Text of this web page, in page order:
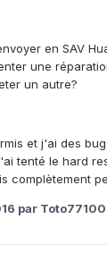
en SAV
une
un autre?
et j'ai des
tenté le hard
complètement
par Toto77100